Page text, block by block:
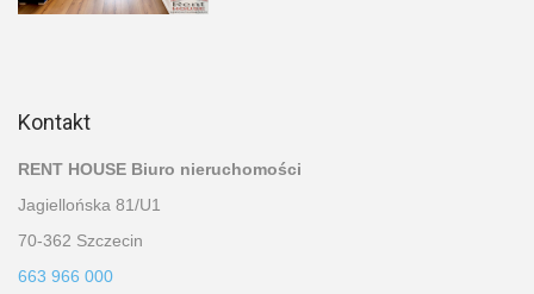
Kontakt
RENT HOUSE Biuro nieruchomości
Jagiellońska 81/U1
70-362 Szczecin
663 966 000